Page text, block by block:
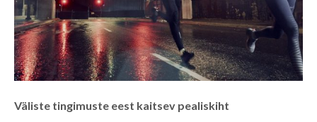
Väliste tingimuste eest kaitsev pealiskiht